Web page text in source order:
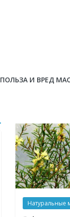
ПОЛЬЗА И ВРЕД
Натуральные